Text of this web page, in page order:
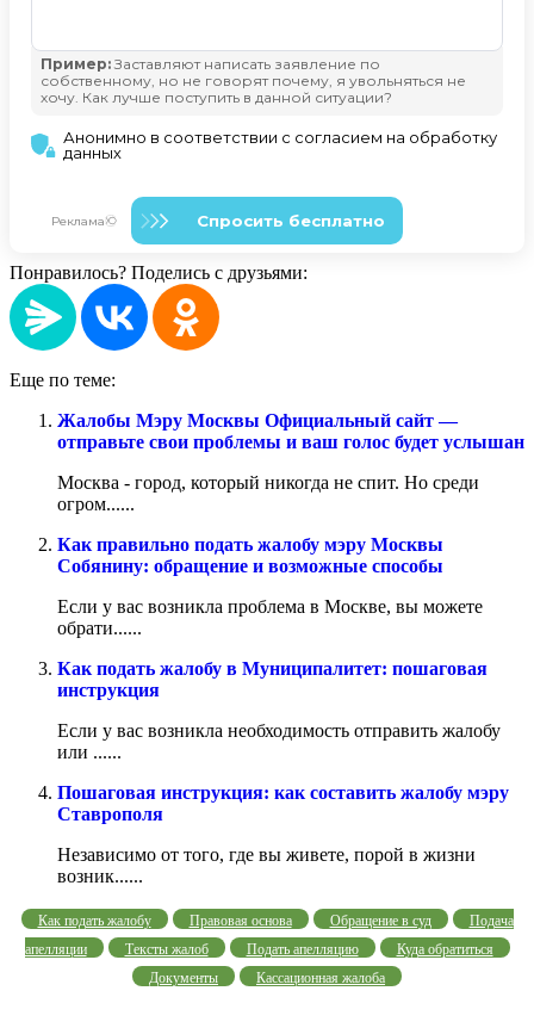
Понравилось? Поделись с друзьями:
Еще по теме:
Жалобы Мэру Москвы Официальный сайт —
отправьте свои проблемы и ваш голос будет услышан
Москва - город, который никогда не спит. Но среди
огром......
Как правильно подать жалобу мэру Москвы
Собянину: обращение и возможные способы
Если у вас возникла проблема в Москве, вы можете
обрати......
Как подать жалобу в Муниципалитет: пошаговая
инструкция
Если у вас возникла необходимость отправить жалобу
или ......
Пошаговая инструкция: как составить жалобу мэру
Ставрополя
Независимо от того, где вы живете, порой в жизни
возник......
Как подать жалобу Правовая основа Обращение в суд
Подача
апелляции
Тексты жалоб Подать апелляцию
Куда обратиться
Документы
Кассационная жалоба